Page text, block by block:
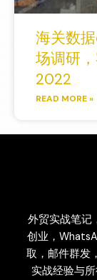
海关数
场调研
2022
READ MORE »
外贸实战笔记
创业，
取，邮件群发
实战经验与